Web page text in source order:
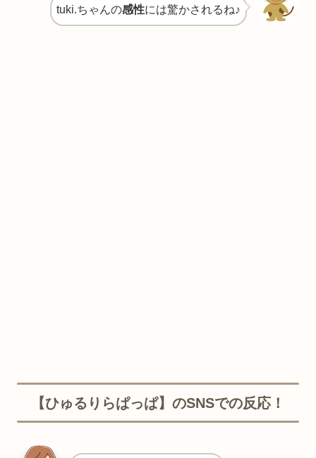
tuki.ちゃんの感性には驚かされるね♪
【ひゅるりらぱっぱ】のSNSでの反応！